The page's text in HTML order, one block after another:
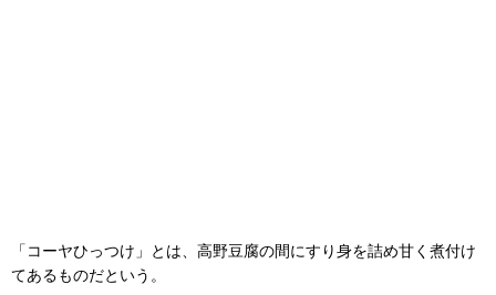
「コーヤひっつけ」とは、高野豆腐の間にすり身を詰め甘く煮付け
てあるものだという。